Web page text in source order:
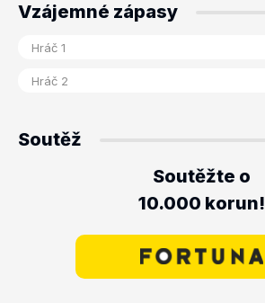
Vzájemné zápasy
Soutěž
Soutěžte o
10.000 korun!